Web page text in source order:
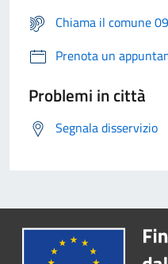
Chiama il comune
Prenota un
Problemi in città
Segnala disservizio